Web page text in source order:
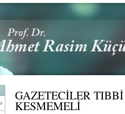
GAZETECİLER
KESMEMELİ